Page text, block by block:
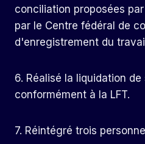
conciliation proposées
par le Centre fédéral de
d'enregistrement du
6. Réalisé la liquidation
conformément à la LFT.
7. Réintégré trois